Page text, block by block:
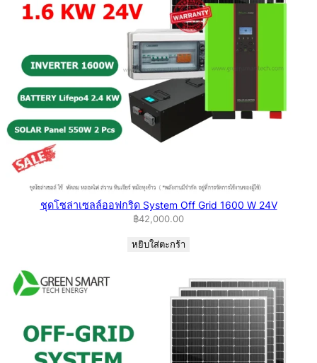
ชุดโซล่าเซลล์ออฟกริด System Off Grid 1600 W 24V
฿42,000.00
หยิบใส่ตะกร้า